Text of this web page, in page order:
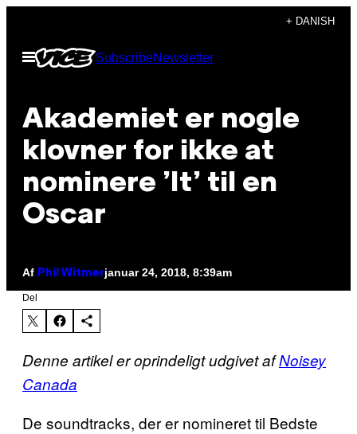
indhold
+ DANISH
Åbn
Menu
SubscribeNewsletter
Akademiet er nogle
klovner for ikke at
nominere ’It’ til en
Oscar
Af Phil Witmerjanuar 24, 2018, 8:39am
Del
Denne artikel er oprindeligt udgivet afNoisey
Canada
De soundtracks, der er nomineret til Bedste